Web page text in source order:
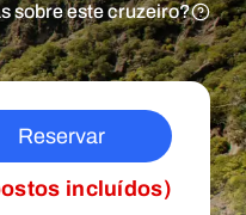
sobre este cruzeiro?
Reservar
incluídos)